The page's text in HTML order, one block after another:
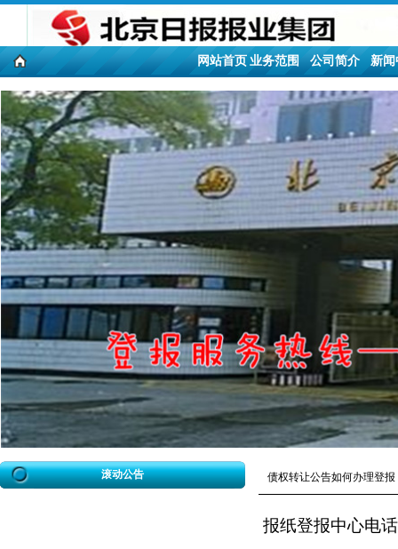
网站首页 业务范围 公司简介 新闻
滚动公告 债权转让公告如何办理登报
报纸登报中心电话